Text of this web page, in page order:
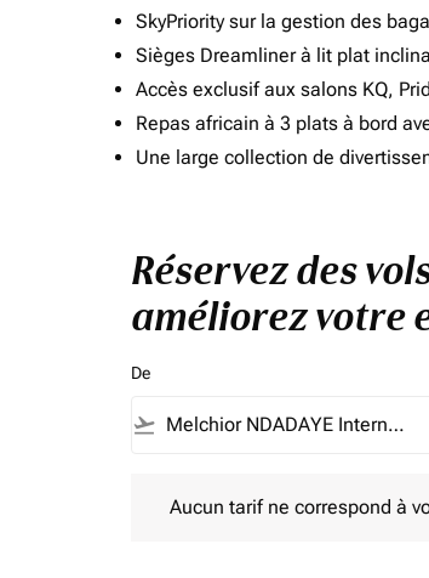
SkyPriority sur la gestion des
Sièges Dreamliner à lit plat
Accès exclusif aux salons KQ,
Repas africain à 3 plats à bord
Une large collection de
Réservez des
améliorez votre
De
flight_takeoff
Aucun tarif ne correspond à